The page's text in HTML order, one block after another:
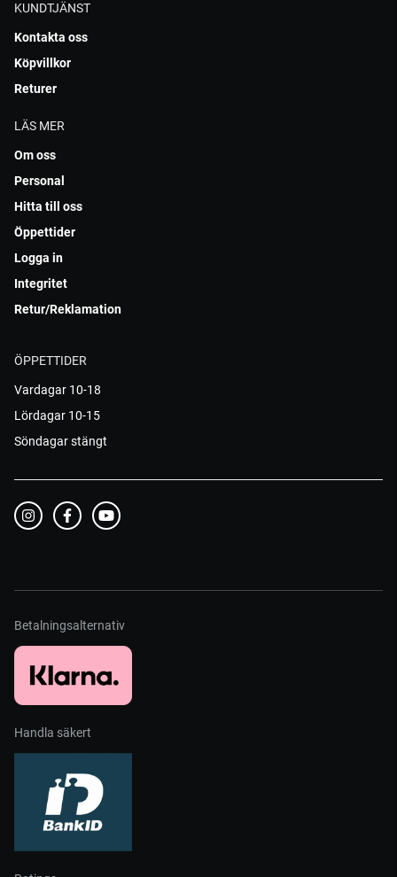
KUNDTJÄNST
Kontakta oss
Köpvillkor
Returer
LÄS MER
Om oss
Personal
Hitta till oss
Öppettider
Logga in
Integritet
Retur/Reklamation
ÖPPETTIDER
Vardagar 10-18
Lördagar 10-15
Söndagar stängt
Betalningsalternativ
Handla säkert